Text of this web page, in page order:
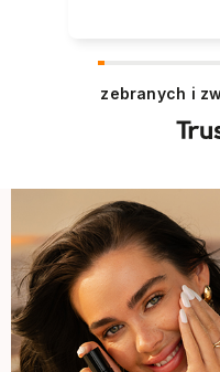
została
zebranych i